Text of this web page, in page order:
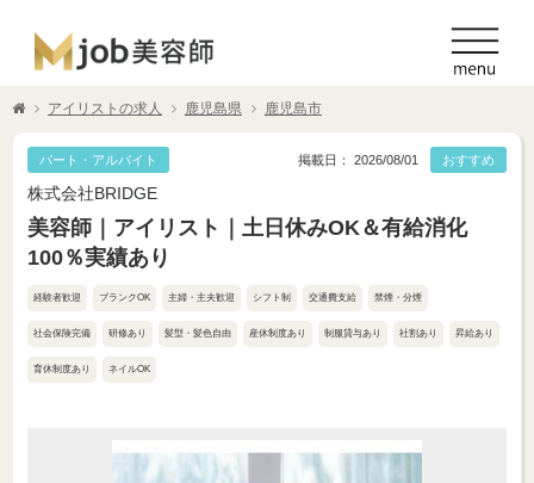
アイリストの求人 鹿児島県 鹿児島市
パート・アルバイト おすすめ
掲載日： 2026/08/01
株式会社BRIDGE
美容師｜アイリスト｜土日休みOK＆有給消化
100％実績あり
経験者歓迎 ブランクOK 主婦・主夫歓迎 シフト制 交通費支給 禁煙・分煙
社会保険完備 研修あり 髪型・髪色自由 産休制度あり 制服貸与あり 社割あり 昇給あり
育休制度あり ネイルOK